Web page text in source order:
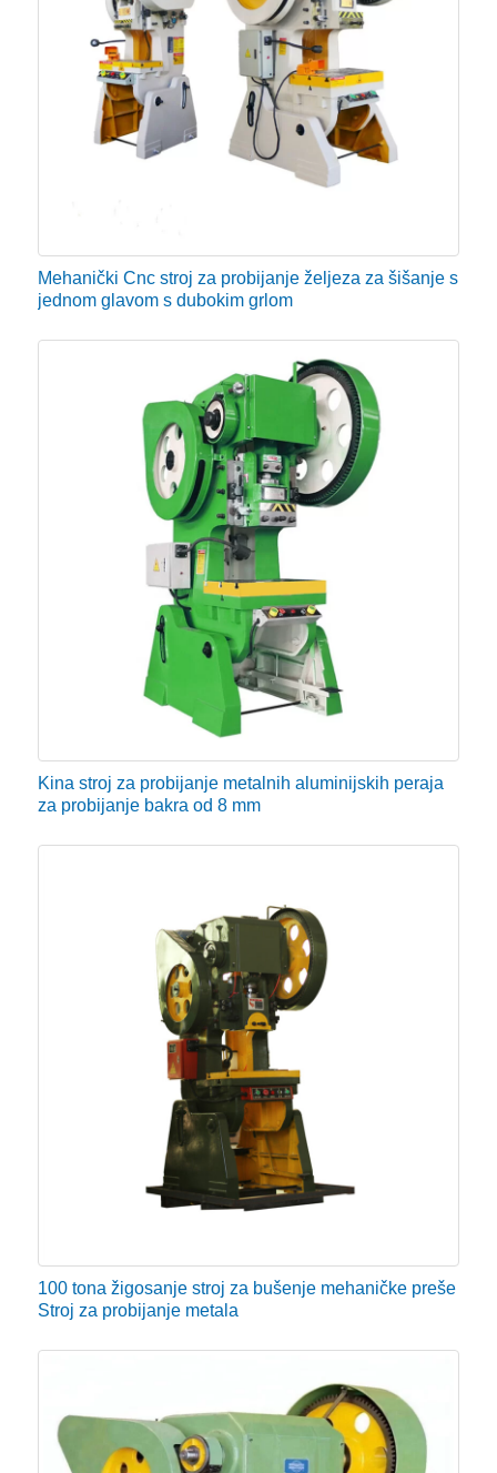
Mehanički Cnc stroj za probijanje željeza za šišanje s
jednom glavom s dubokim grlom
Kina stroj za probijanje metalnih aluminijskih peraja
za probijanje bakra od 8 mm
100 tona žigosanje stroj za bušenje mehaničke preše
Stroj za probijanje metala